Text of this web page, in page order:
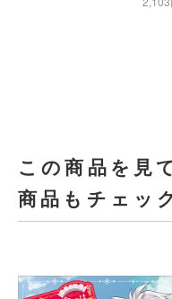
この商品を見
商品もチェッ